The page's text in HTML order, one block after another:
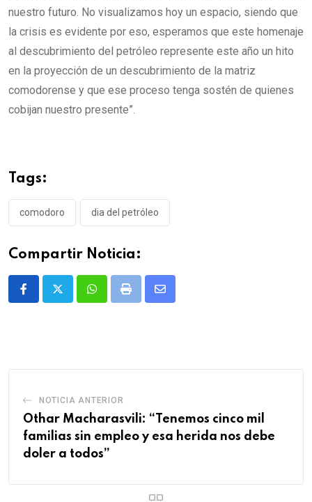
nuestro futuro. No visualizamos hoy un espacio, siendo que
la crisis es evidente por eso, esperamos que este homenaje
al descubrimiento del petróleo represente este año un hito
en la proyección de un descubrimiento de la matriz
comodorense y que ese proceso tenga sostén de quienes
cobijan nuestro presente”.
Tags:
comodoro dia del petróleo
Compartir Noticia:
WhatsappPrint
Share
NOTICIA ANTERIOR
Othar Macharasvili: “Tenemos cinco mil
familias sin empleo y esa herida nos debe
doler a todos”